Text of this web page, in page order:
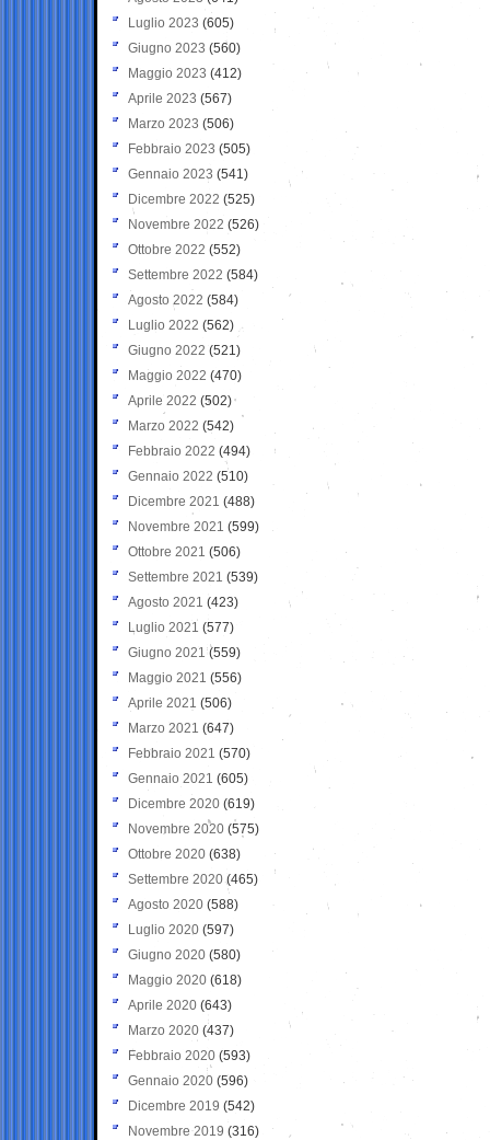
Luglio 2023 (605)
Giugno 2023 (560)
Maggio 2023 (412)
Aprile 2023 (567)
Marzo 2023 (506)
Febbraio 2023 (505)
Gennaio 2023 (541)
Dicembre 2022 (525)
Novembre 2022 (526)
Ottobre 2022 (552)
Settembre 2022 (584)
Agosto 2022 (584)
Luglio 2022 (562)
Giugno 2022 (521)
Maggio 2022 (470)
Aprile 2022 (502)
Marzo 2022 (542)
Febbraio 2022 (494)
Gennaio 2022 (510)
Dicembre 2021 (488)
Novembre 2021 (599)
Ottobre 2021 (506)
Settembre 2021 (539)
Agosto 2021 (423)
Luglio 2021 (577)
Giugno 2021(559)
Maggio 2021 (556)
Aprile 2021 (506)
Marzo 2021 (647)
Febbraio 2021 (570)
Gennaio 2021 (605)
Dicembre 2020 (619)
Novembre 2020 (575)
Ottobre 2020 (638)
Settembre 2020(465)
Agosto 2020 (588)
Luglio 2020 (597)
Giugno 2020 (580)
Maggio 2020 (618)
Aprile 2020 (643)
Marzo 2020 (437)
Febbraio 2020 (593)
Gennaio 2020 (596)
Dicembre 2019 (542)
Novembre 2019 (316)